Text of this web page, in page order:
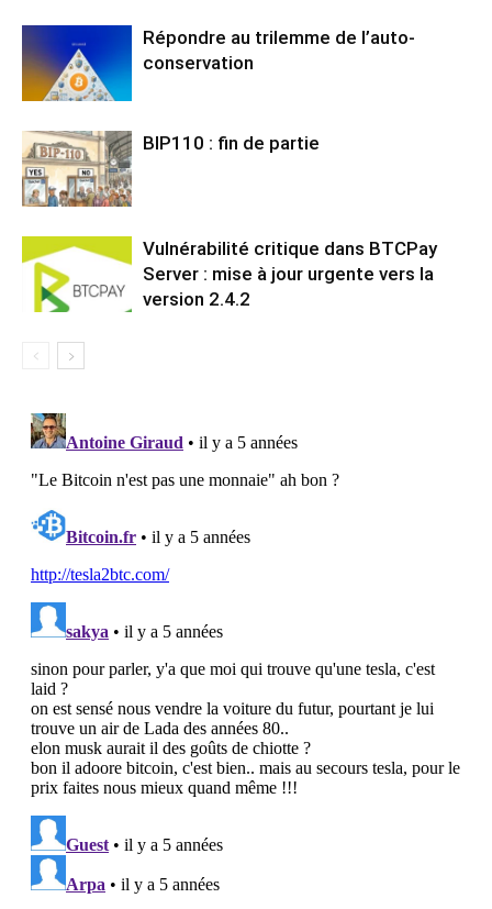
Répondre au trilemme de l’auto-
conservation
BIP110 : fin de partie
Vulnérabilité critique dans BTCPay
Server : mise à jour urgente vers la
version 2.4.2